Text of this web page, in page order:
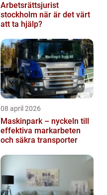
Arbetsrättsjurist
stockholm när är det värt
att ta hjälp?
08 april 2026
Maskinpark – nyckeln till
effektiva markarbeten
och säkra transporter